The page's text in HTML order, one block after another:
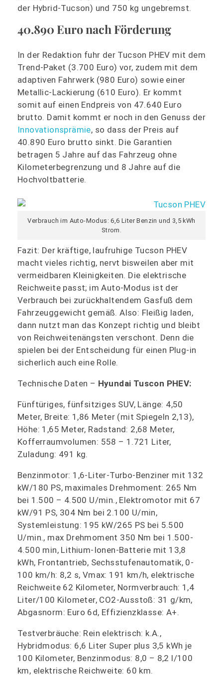
der Hybrid-Tucson) und 750 kg ungebremst.
40.890 Euro nach Förderung
In der Redaktion fuhr der Tucson PHEV mit dem
Trend-Paket (3.700 Euro) vor, zudem mit dem
adaptiven Fahrwerk (980 Euro) sowie einer
Metallic-Lackierung (610 Euro). Er kommt
somit auf einen Endpreis von 47.640 Euro
brutto. Damit kommt er noch in den Genuss der
Innovationsprämie, so dass der Preis auf
40.890 Euro brutto sinkt. Die Garantien
betragen 5 Jahre auf das Fahrzeug ohne
Kilometerbegrenzung und 8 Jahre auf die
Hochvoltbatterie.
Verbrauch im Auto-Modus: 6,6 Liter Benzin und 3,5 kWh
Strom.
Fazit: Der kräftige, laufruhige Tucson PHEV
macht vieles richtig, nervt bisweilen aber mit
vermeidbaren Kleinigkeiten. Die elektrische
Reichweite passt; im Auto-Modus ist der
Verbrauch bei zurückhaltendem Gasfuß dem
Fahrzeuggewicht gemäß. Also: Fleißig laden,
dann nutzt man das Konzept richtig und bleibt
von Reichweitenängsten verschont. Denn die
spielen bei der Entscheidung für einen Plug-in
sicherlich auch eine Rolle.
Technische Daten – Hyundai Tuscon PHEV:
Fünftüriges, fünfsitziges SUV, Länge: 4,50
Meter, Breite: 1,86 Meter (mit Spiegeln 2,13),
Höhe: 1,65 Meter, Radstand: 2,68 Meter,
Kofferraumvolumen: 558 – 1.721 Liter,
Zuladung: 491 kg.
Benzinmotor: 1,6-Liter-Turbo-Benziner mit 132
kW/180 PS, maximales Drehmoment: 265 Nm
bei 1.500 – 4.500 U/min., Elektromotor mit 67
kW/91 PS, 304 Nm bei 2.100 U/min,
Systemleistung: 195 kW/265 PS bei 5.500
U/min., max Drehmoment 350 Nm bei 1.500-
4.500 min, Lithium-Ionen-Batterie mit 13,8
kWh, Frontantrieb, Sechsstufenautomatik, 0-
100 km/h: 8,2 s, Vmax: 191 km/h, elektrische
Reichweite 62 Kilometer, Normverbrauch: 1,4
Liter/100 Kilometer, CO2-Ausstoß: 31 g/km,
Abgasnorm: Euro 6d, Effizienzklasse: A+.
Testverbräuche: Rein elektrisch: k.A.,
Hybridmodus: 6,6 Liter Super plus 3,5 kWh je
100 Kilometer, Benzinmodus: 8,0 – 8,2 l/100
km, elektrische Reichweite: 60 km.